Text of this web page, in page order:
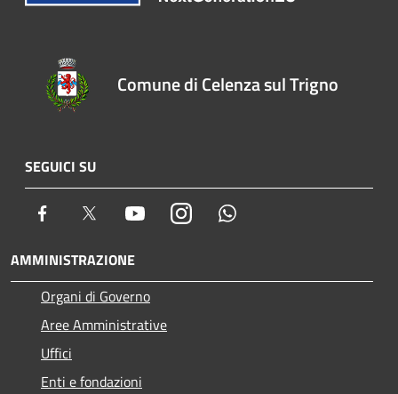
Comune di Celenza sul Trigno
SEGUICI SU
Facebook Twitter YoutubeInstagram
AMMINISTRAZIONE
Organi di Governo
Aree Amministrative
Uffici
Enti e fondazioni